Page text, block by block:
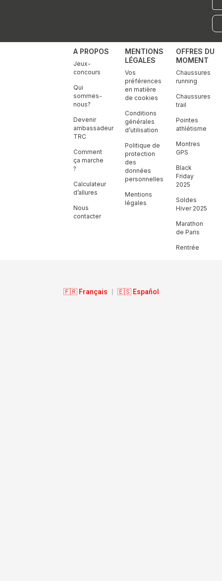
A PROPOS
Jeux-
concours
Qui
sommes-
nous?
Devenir
ambassadeur
TRC
Comment
ça marche
?
Calculateur
d’allures
Nous
contacter
MENTIONS
LÉGALES
Vos
préférences
en matière
de cookies
Conditions
générales
d’utilisation
Politique de
protection
des
données
personnelles
Mentions
légales
OFFRES DU
MOMENT
Chaussures
running
Chaussures
trail
Pointes
athlétisme
Montres
GPS
Black
Friday
2025
Soldes
Hiver 2025
Marathon
de Paris
Rentrée
🇫🇷 Français 🇪🇸 Español